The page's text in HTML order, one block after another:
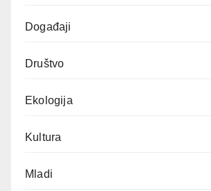
Događaji
Društvo
Ekologija
Kultura
Mladi